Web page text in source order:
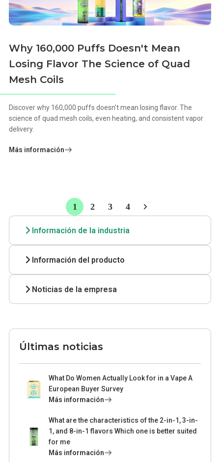
Why 160,000 Puffs Doesn't Mean
Losing Flavor The Science of Quad
Mesh Coils
Discover why 160,000 puffs doesn't mean losing flavor. The
science of quad mesh coils, even heating, and consistent vapor
delivery.
Más información
1 2 3 4
Información de la industria
Información del producto
Noticias de la empresa
Últimas noticias
What Do Women Actually Look for in a Vape A
European Buyer Survey
Más información
What are the characteristics of the 2-in-1, 3-in-
1, and 8-in-1 flavors Which one is better suited
for me
Más información